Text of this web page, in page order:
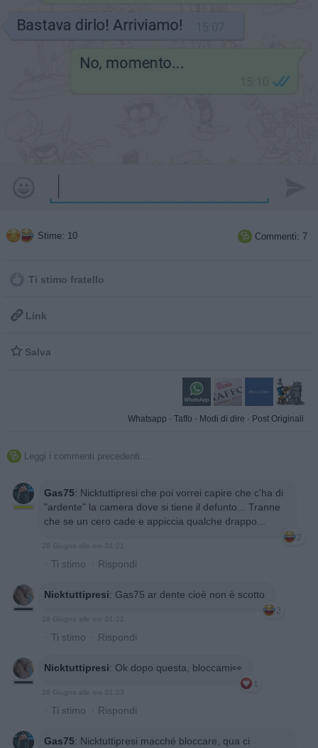
Stime: 10  Commenti: 7
Ti stimo fratello
 Link
 Salva
Whatsapp · Taffo · Modi di dire · Post Originali
 Leggi i commenti precedenti...
Gas75: Nicktuttipresi che poi vorrei capire che c'ha di
"ardente" la camera dove si tiene il defunto... Tranne
che se un cero cade e appiccia qualche drappo...
2
28 Giugno alle ore 01:21
· Ti stimo · Rispondi
Nicktuttipresi: Gas75 ar dente cioè non è scotto
2
28 Giugno alle ore 01:22
· Ti stimo · Rispondi
Nicktuttipresi: Ok dopo questa, bloccami👀
1
28 Giugno alle ore 01:23
· Ti stimo · Rispondi
Gas75: Nicktuttipresi macché bloccare, qua ci